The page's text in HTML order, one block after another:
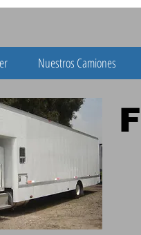
Nuestros Camiones